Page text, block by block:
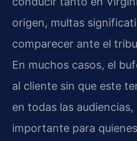
origen, multas
comparecer ante el
En muchos casos, el
al cliente sin que este
en todas las
importante para